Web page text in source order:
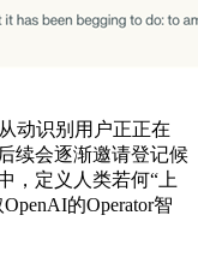
动识别用户正正在
续会逐渐邀请登记候
，定义人类若何“上
的Operator智